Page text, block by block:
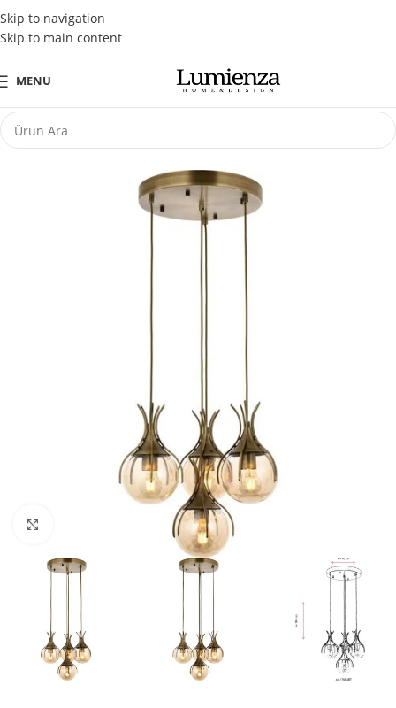
Skip to navigation
Skip to main content
Tüm Kredi Kartlarına Peşin Fiyatına 3 Taksit Fırsatı
MENU
Büyütmek için tıklayın